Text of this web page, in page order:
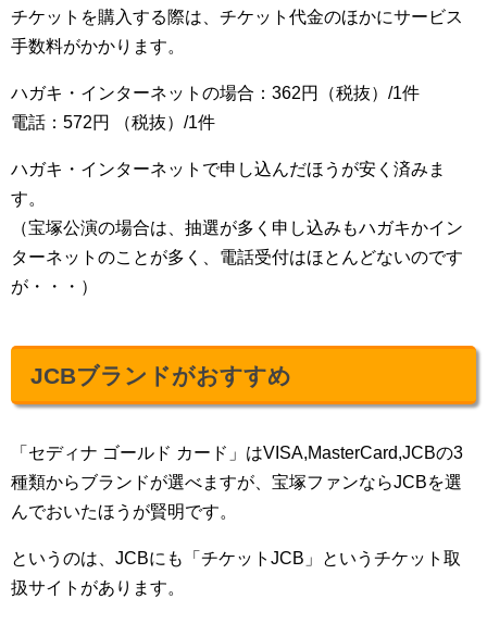
チケットを購入する際は、チケット代金のほかにサービス
手数料がかかります。
ハガキ・インターネットの場合：362円（税抜）/1件
電話：572円 （税抜）/1件
ハガキ・インターネットで申し込んだほうが安く済みま
す。
（宝塚公演の場合は、抽選が多く申し込みもハガキかイン
ターネットのことが多く、電話受付はほとんどないのです
が・・・）
JCBブランドがおすすめ
「セディナ ゴールド カード」はVISA,MasterCard,JCBの3
種類からブランドが選べますが、宝塚ファンならJCBを選
んでおいたほうが賢明です。
というのは、JCBにも「チケットJCB」というチケット取
扱サイトがあります。